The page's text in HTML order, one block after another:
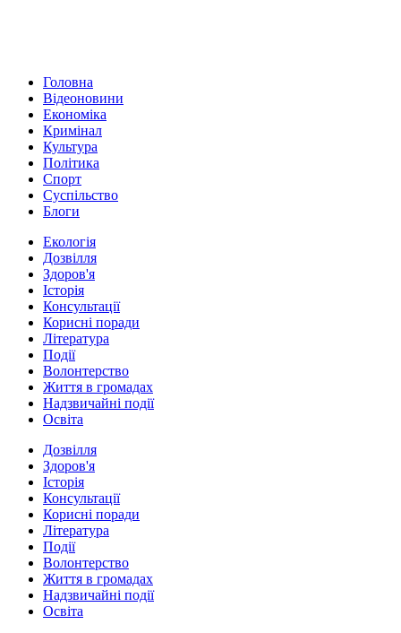
Головна
Відеоновини
Економіка
Кримінал
Культура
Політика
Спорт
Суспільство
Блоги
Екологія
Дозвілля
Здоров'я
Історія
Консультації
Корисні поради
Література
Події
Волонтерство
Життя в громадах
Надзвичайні події
Освіта
Дозвілля
Здоров'я
Історія
Консультації
Корисні поради
Література
Події
Волонтерство
Життя в громадах
Надзвичайні події
Освіта